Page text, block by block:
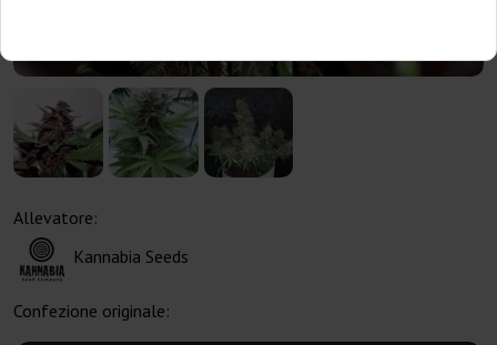
Allevatore:
Kannabia Seeds
Confezione originale: